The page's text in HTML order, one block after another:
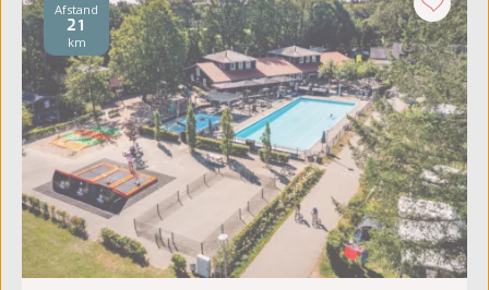
Afstand
21
km